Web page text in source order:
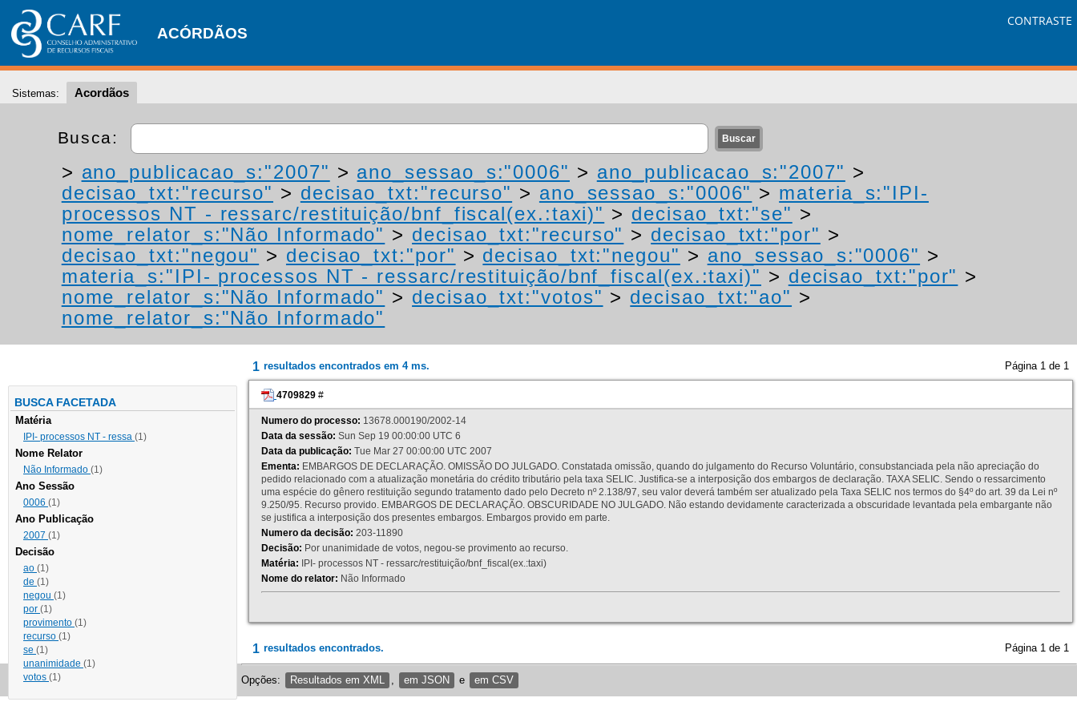
ACÓRDÃOS
CONTRASTE
Sistemas: Acordãos
Busca:
> ano_publicacao_s:"2007" > ano_sessao_s:"0006" > ano_publicacao_s:"2007" >
decisao_txt:"recurso" > decisao_txt:"recurso" > ano_sessao_s:"0006" > materia_s:"IPI-
processos NT - ressarc/restituição/bnf_fiscal(ex.:taxi)" > decisao_txt:"se" >
nome_relator_s:"Não Informado" > decisao_txt:"recurso" > decisao_txt:"por" >
decisao_txt:"negou" > decisao_txt:"por" > decisao_txt:"negou" > ano_sessao_s:"0006" >
materia_s:"IPI- processos NT - ressarc/restituição/bnf_fiscal(ex.:taxi)" > decisao_txt:"por" >
nome_relator_s:"Não Informado" > decisao_txt:"votos" > decisao_txt:"ao" >
nome_relator_s:"Não Informado"
BUSCA FACETADA
Matéria
IPI- processos NT - ressa (1)
Nome Relator
Não Informado (1)
Ano Sessão
0006 (1)
Ano Publicação
2007 (1)
Decisão
ao (1)
de (1)
negou (1)
por (1)
provimento (1)
recurso (1)
se (1)
unanimidade (1)
votos (1)
1 resultados encontrados em 4 ms. Página 1 de 1
4709829 #
Numero do processo: 13678.000190/2002-14
Data da sessão: Sun Sep 19 00:00:00 UTC 6
Data da publicação: Tue Mar 27 00:00:00 UTC 2007
Ementa: EMBARGOS DE DECLARAÇÃO. OMISSÃO DO JULGADO. Constatada omissão, quando do julgamento do Recurso Voluntário, consubstanciada pela não apreciação do
pedido relacionado com a atualização monetária do crédito tributário pela taxa SELIC. Justifica-se a interposição dos embargos de declaração. TAXA SELIC. Sendo o ressarcimento
uma espécie do gênero restituição segundo tratamento dado pelo Decreto nº 2.138/97, seu valor deverá também ser atualizado pela Taxa SELIC nos termos do §4º do art. 39 da Lei nº
9.250/95. Recurso provido. EMBARGOS DE DECLARAÇÃO. OBSCURIDADE NO JULGADO. Não estando devidamente caracterizada a obscuridade levantada pela embargante não
se justifica a interposição dos presentes embargos. Embargos provido em parte.
Numero da decisão: 203-11890
Decisão: Por unanimidade de votos, negou-se provimento ao recurso.
Matéria: IPI- processos NT - ressarc/restituição/bnf_fiscal(ex.:taxi)
Nome do relator: Não Informado
1 resultados encontrados. Página 1 de 1
Opções: Resultados em XML em JSON e em CSV